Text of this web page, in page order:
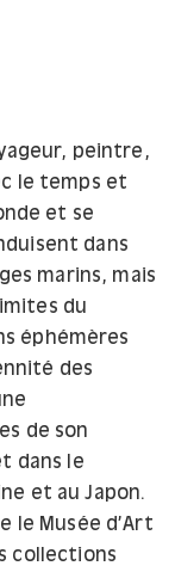
peintre,
le temps et
et se
dans
marins, mais
du
éphémères
des
de son
dans le
et au Japon.
le Musée d’Art
collections